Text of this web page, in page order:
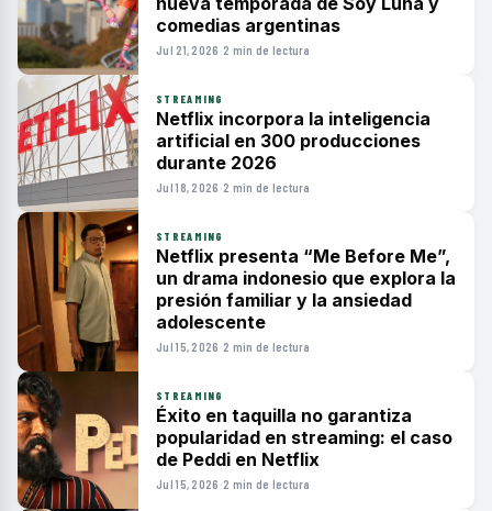
comedias argentinas
Jul 21, 2026 ·2 min de lectura
STREAMING
Netflix incorpora la inteligencia
artificial en 300 producciones
durante 2026
Jul 18, 2026 ·2 min de lectura
STREAMING
Netflix presenta “Me Before Me”,
un drama indonesio que explora la
presión familiar y la ansiedad
adolescente
Jul 15, 2026 ·2 min de lectura
STREAMING
Éxito en taquilla no garantiza
popularidad en streaming: el caso
de Peddi en Netflix
Jul 15, 2026 ·2 min de lectura